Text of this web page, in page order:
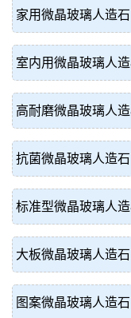
家用微晶玻璃人造石
室内用微晶玻璃人
高耐磨微晶玻璃人
抗菌微晶玻璃人造石
标准型微晶玻璃人造
大板微晶玻璃人造石
图案微晶玻璃人造石